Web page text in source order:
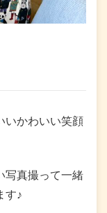
いかわいい笑顔
写真撮って一緒
す♪